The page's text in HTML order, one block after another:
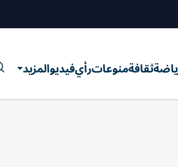
ثقافةمنوعاترأيفيديوالمزيد